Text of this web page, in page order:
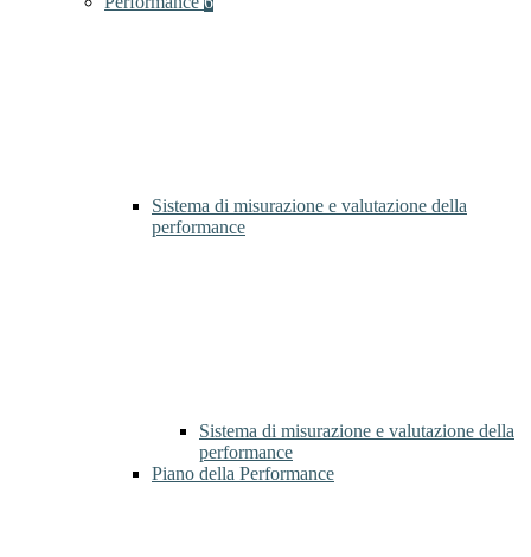
Sistema di misurazione e valutazione della
performance
Sistema di misurazione e valutazione della
performance
Piano della Performance